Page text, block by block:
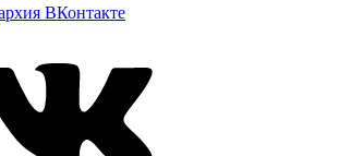
ВКонтакте